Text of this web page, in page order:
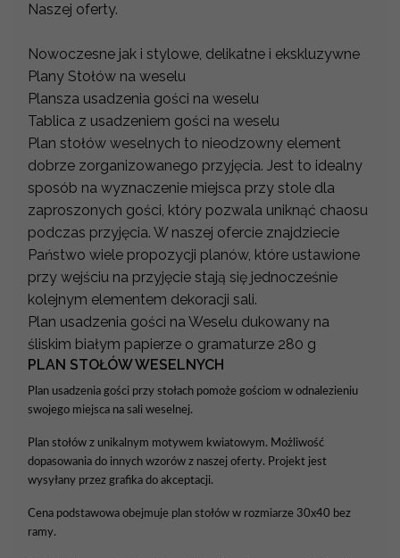
Naszej oferty.
Nowoczesne jak i stylowe, delikatne i ekskluzywne
Plany Stołów na weselu
Plansza usadzenia gości na weselu
Tablica z usadzeniem gości na weselu
Plan stołów weselnych to nieodzowny element
dobrze zorganizowanego przyjęcia. Jest to idealny
sposób na wyznaczenie miejsca przy stole dla
zaproszonych gości, który pozwala uniknąć chaosu
podczas przyjęcia. W naszej ofercie znajdziecie
Państwo wiele propozycji planów, które ustawione
przy wejściu na przyjęcie stają się jednocześnie
kolejnym elementem dekoracji sali.
Plan usadzenia gości na Weselu dukowany na
śliskim białym papierze o gramaturze 280 g
PLAN STOŁÓW WESELNYCH
Plan usadzenia gości przy stołach pomoże gościom w odnalezieniu
swojego miejsca na sali weselnej.
Plan stołów z unikalnym motywem kwiatowym. Możliwość
dopasowania do innych wzorów z naszej oferty. Projekt jest
wysyłany przez grafika do akceptacji.
Cena podstawowa obejmuje plan stołów w rozmiarze 30x40 bez
ramy.